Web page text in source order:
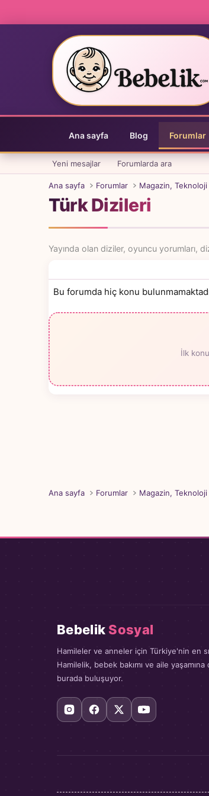
Ana sayfa Blog Forumlar
Yeni mesajlar Forumlarda ara
Ana sayfa Forumlar Magazin,
Türk Dizileri
Yayında olan diziler, oyuncu yorumları,
Bu forumda hiç konu
İlk
Ana sayfa Forumlar Magazin,
Bebelik Sosyal
Hamileler ve anneler için Türkiye'nin en
Hamilelik, bebek bakımı ve aile
burada buluşuyor.